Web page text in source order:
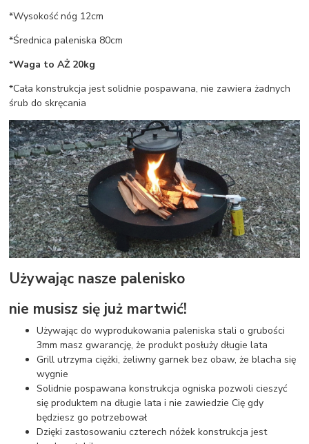
*Wysokość nóg 12cm
*Średnica paleniska 80cm
*Waga to AŻ 20kg
*Cała konstrukcja jest solidnie pospawana, nie zawiera żadnych
śrub do skręcania
Używając nasze palenisko
nie musisz się już martwić!
Używając do wyprodukowania paleniska stali o grubości
3mm masz gwarancję, że produkt posłuży długie lata
Grill utrzyma ciężki, żeliwny garnek bez obaw, że blacha się
wygnie
Solidnie pospawana konstrukcja ogniska pozwoli cieszyć
się produktem na długie lata i nie zawiedzie Cię gdy
będziesz go potrzebował
Dzięki zastosowaniu czterech nóżek konstrukcja jest